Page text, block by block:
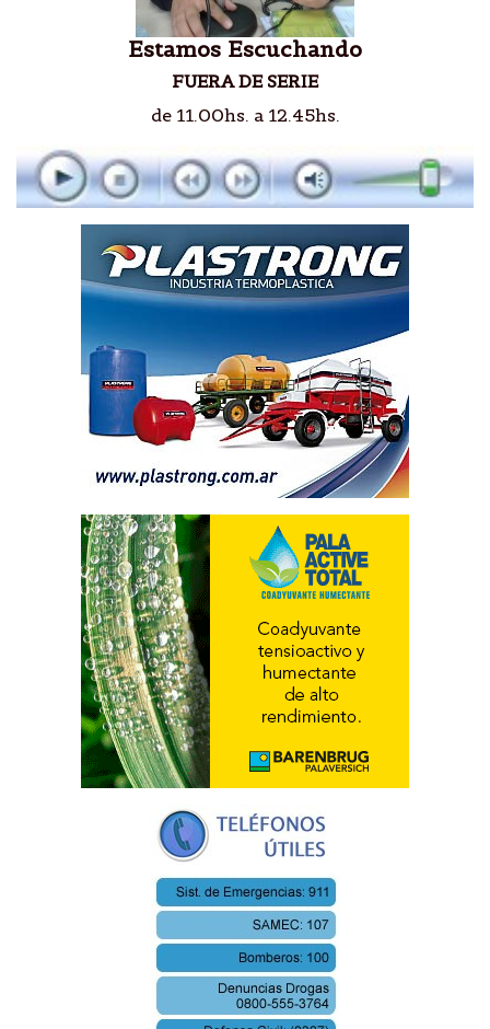
Estamos Escuchando
FUERA DE SERIE
de 11.00hs. a 12.45hs.